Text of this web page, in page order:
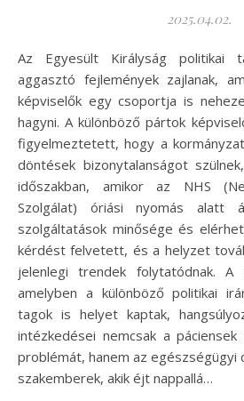
2025.04.02.
Az Egyesült Királyság politikai táján a közelmúltban
aggasztó fejlemények zajlanak,
képviselők egy csoportja is
hagyni. A különböző pártok
figyelmeztetett, hogy a
döntések bizonytalanságot
időszakban, amikor az NHS
Szolgálat) óriási nyomás alatt
szolgáltatások minősége és
kérdést felvetett, és a helyzet
jelenlegi trendek folytatódnak. A
amelyben a különböző politikai
tagok is helyet kaptak,
intézkedései nemcsak a
problémát, hanem az egészségügyi
szakemberek, akik éjt nappallá…